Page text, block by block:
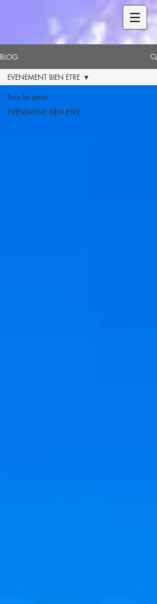
BLOG
Tous les posts
EVENEMENT BIEN ETRE
EVENEMENT BIEN ETRE